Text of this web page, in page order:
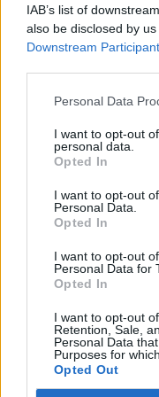
IAB’s list of
also be disclosed by
Downstream
Personal Data
I want to opt-out
personal data.
Opted In
I want to opt-out
Personal Data.
Opted In
I want to opt-out
Personal Data for
Opted In
I want to opt-out
Retention, Sale,
Personal Data
Purposes for
Opted Out
Vaizdai iš tragiškos
vaiko gyvybių
Lietuvos diena
32 laipsnių šilumos
Žinios | Orai
Nufilmavo, kaip
vaizdas pribloškia
Žinios | Lietuvos diena
„Pagarba pirmajai
prisiminimais apie
Žinios | Lietuvos diena